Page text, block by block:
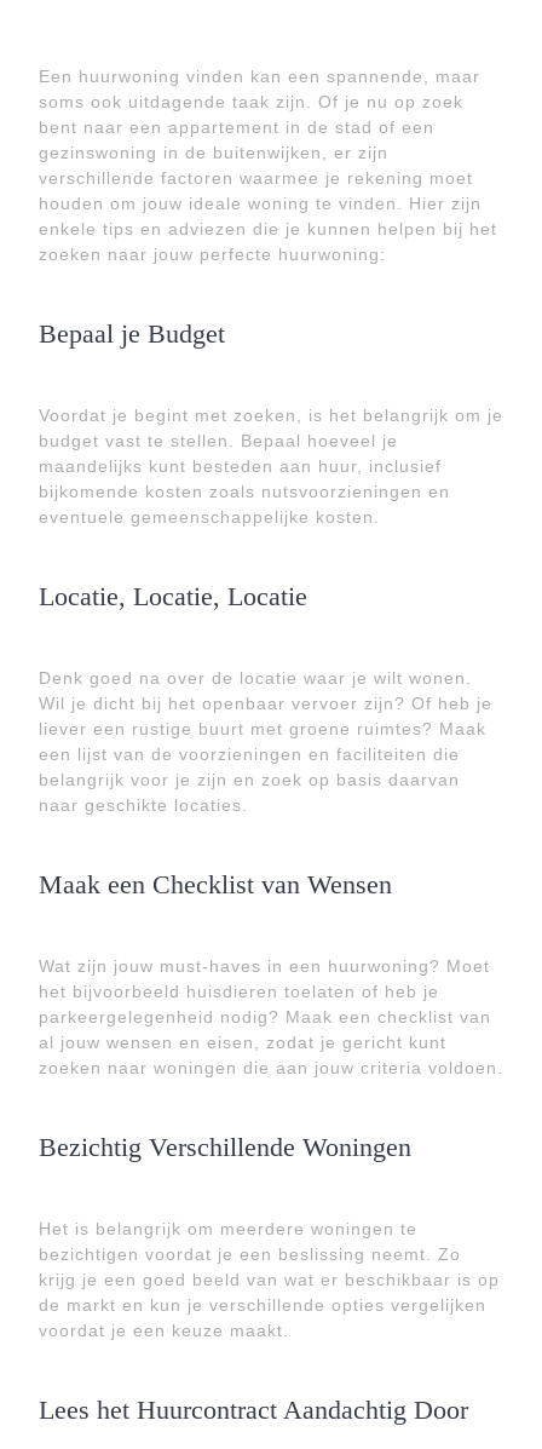
Een huurwoning vinden kan een spannende, maar
soms ook uitdagende taak zijn. Of je nu op zoek
bent naar een appartement in de stad of een
gezinswoning in de buitenwijken, er zijn
verschillende factoren waarmee je rekening moet
houden om jouw ideale woning te vinden. Hier zijn
enkele tips en adviezen die je kunnen helpen bij het
zoeken naar jouw perfecte huurwoning:
Bepaal je Budget
Voordat je begint met zoeken, is het belangrijk om je
budget vast te stellen. Bepaal hoeveel je
maandelijks kunt besteden aan huur, inclusief
bijkomende kosten zoals nutsvoorzieningen en
eventuele gemeenschappelijke kosten.
Locatie, Locatie, Locatie
Denk goed na over de locatie waar je wilt wonen.
Wil je dicht bij het openbaar vervoer zijn? Of heb je
liever een rustige buurt met groene ruimtes? Maak
een lijst van de voorzieningen en faciliteiten die
belangrijk voor je zijn en zoek op basis daarvan
naar geschikte locaties.
Maak een Checklist van Wensen
Wat zijn jouw must-haves in een huurwoning? Moet
het bijvoorbeeld huisdieren toelaten of heb je
parkeergelegenheid nodig? Maak een checklist van
al jouw wensen en eisen, zodat je gericht kunt
zoeken naar woningen die aan jouw criteria voldoen.
Bezichtig Verschillende Woningen
Het is belangrijk om meerdere woningen te
bezichtigen voordat je een beslissing neemt. Zo
krijg je een goed beeld van wat er beschikbaar is op
de markt en kun je verschillende opties vergelijken
voordat je een keuze maakt.
Lees het Huurcontract Aandachtig Door